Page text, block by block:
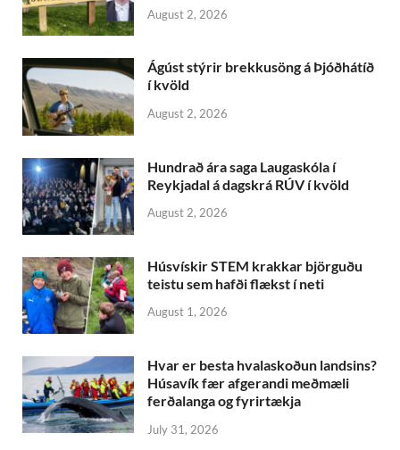
August 2, 2026
Ágúst stýrir brekkusöng á Þjóðhátíð
í kvöld
August 2, 2026
Hundrað ára saga Laugaskóla í
Reykjadal á dagskrá RÚV í kvöld
August 2, 2026
Húsvískir STEM krakkar björguðu
teistu sem hafði flækst í neti
August 1, 2026
Hvar er besta hvalaskoðun landsins?
Húsavík fær afgerandi meðmæli
ferðalanga og fyrirtækja
July 31, 2026